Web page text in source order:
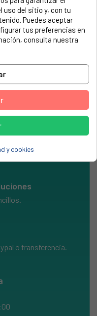
en la etiqueta de tu
por números y
o transferencia.
uso del sitio y, con tu
Puedes aceptar
tus preferencias en
consulta nuestra
y cookies